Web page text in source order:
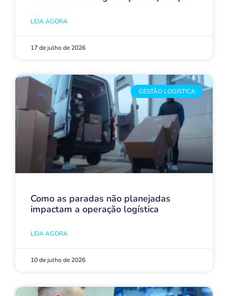
LEIA AGORA
17 de julho de 2026
GESTÃO LOGÍSTICA
Como as paradas não planejadas
impactam a operação logística
LEIA AGORA
10 de julho de 2026